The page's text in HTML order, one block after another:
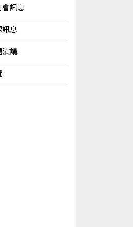
會訊息
訊息
演講